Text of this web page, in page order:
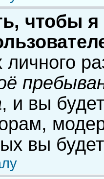
чтобы
личного
, и вы
вы